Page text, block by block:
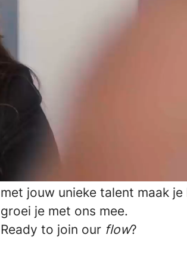
Wij zijn Simplicate. Een
collega’s op kantoor in
gebruiksvriendelijke software,
werkmethode helpen we al
dienstverleners succesvoller
En we groeien door: we willen
simpelweg succesvoller te
met jouw unieke talent maak
groei je met ons mee.
Ready to join our flow?